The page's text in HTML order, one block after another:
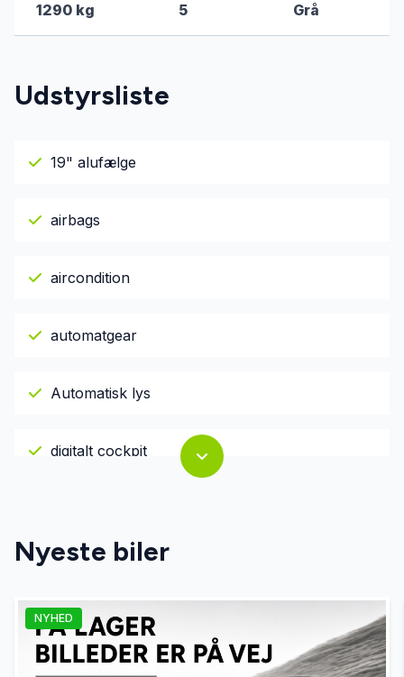
1290 kg 5 Grå
Udstyrsliste
19" alufælge
airbags
aircondition
automatgear
Automatisk lys
digitalt cockpit
el-spejle
fartpilot
Nyeste biler
NYHED